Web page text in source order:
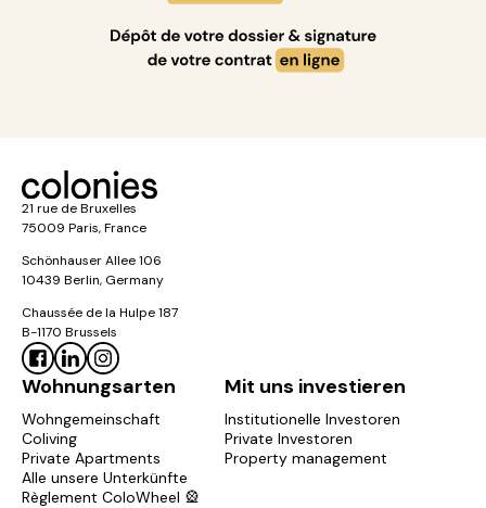
21 rue de Bruxelles
75009 Paris, France
Schönhauser Allee 106
10439 Berlin, Germany
Chaussée de la Hulpe 187
B-1170 Brussels
Wohnungsarten
Wohngemeinschaft
Coliving
Private Apartments
Alle unsere Unterkünfte
Règlement ColoWheel 🎡
Mit uns investieren
Institutionelle Investoren
Private Investoren
Property management